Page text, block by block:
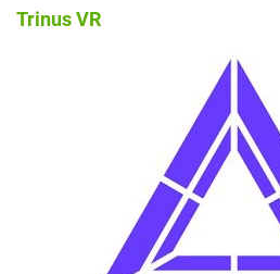
Trinus VR